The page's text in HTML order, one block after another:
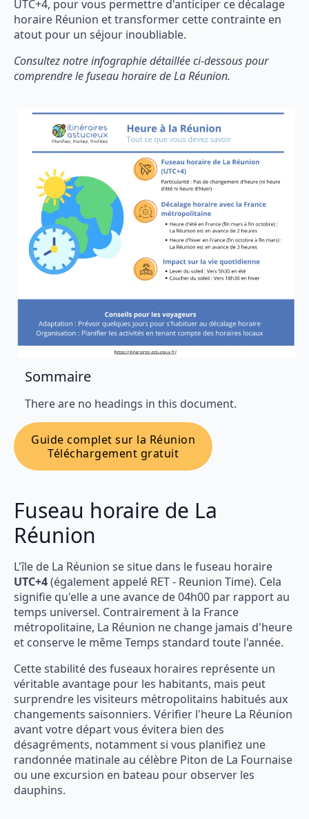
UTC+4, pour vous permettre d'anticiper ce décalage
horaire Réunion et transformer cette contrainte en
atout pour un séjour inoubliable.
Consultez notre infographie détaillée ci-dessous pour
comprendre le fuseau horaire de La Réunion.
Sommaire
There are no headings in this document.
Guide complet sur la Réunion
Téléchargement gratuit
Fuseau horaire de La
Réunion
L'île de La Réunion se situe dans le fuseau horaire
UTC+4(également appelé RET - Reunion Time). Cela
signifie qu'elle a une avance de 04h00 par rapport au
temps universel. Contrairement à la France
métropolitaine, La Réunion ne change jamais d'heure
et conserve le même Temps standard toute l'année.
Cette stabilité des fuseaux horaires représente un
véritable avantage pour les habitants, mais peut
surprendre les visiteurs métropolitains habitués aux
changements saisonniers. Vérifier l'heure La Réunion
avant votre départ vous évitera bien des
désagréments, notamment si vous planifiez une
randonnée matinale au célèbre Piton de La Fournaise
ou une excursion en bateau pour observer les
dauphins.